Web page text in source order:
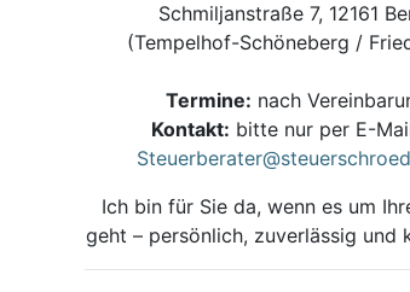
Schmiljanstraße 7, 12161
(Tempelhof-Schöneberg /
Termine: nach
Kontakt: bitte nur per E-
Ich bin für Sie da, wenn es um
geht – persönlich, zuverlässig und